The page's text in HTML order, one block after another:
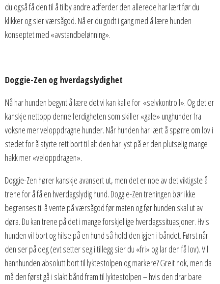
du også få den til å tilby andre adferder den allerede har lært før du
klikker og sier værsågod. Nå er du godt i gang med å lære hunden
konseptet med «avstandbelønning».
Doggie-Zen og hverdagslydighet
Nå har hunden begynt å lære det vi kan kalle for «selvkontroll». Og det er
kanskje nettopp denne ferdigheten som skiller «gale» unghunder fra
voksne mer veloppdragne hunder. Når hunden har lært å spørre om lov i
stedet for å styrte rett bort til alt den har lyst på er den plutselig mange
hakk mer «veloppdragen».
Doggie-Zen hører kanskje avansert ut, men det er noe av det viktigste å
trene for å få en hverdagslydig hund. Doggie-Zen treningen bør ikke
begrenses til å vente på værsågod før maten og før hunden skal ut av
døra. Du kan trene på det i mange forskjellige hverdagssituasjoner. Hvis
hunden vil bort og hilse på en hund så hold den igjen i båndet. Først når
den ser på deg (evt setter seg i tillegg sier du «fri» og lar den få lov). Vil
hannhunden absolutt bort til lyktestolpen og markere? Greit nok, men da
må den først gå i slakt bånd fram til lyktestolpen – hvis den drar bare